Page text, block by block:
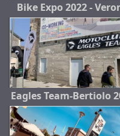
Bike Expo 2022 -
Eagles Team-Bertiolo